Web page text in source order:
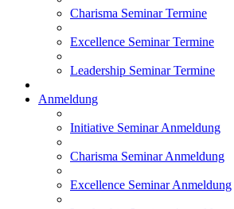
Charisma Seminar Termine
Excellence Seminar Termine
Leadership Seminar Termine
Anmeldung
Initiative Seminar Anmeldung
Charisma Seminar Anmeldung
Excellence Seminar Anmeldung